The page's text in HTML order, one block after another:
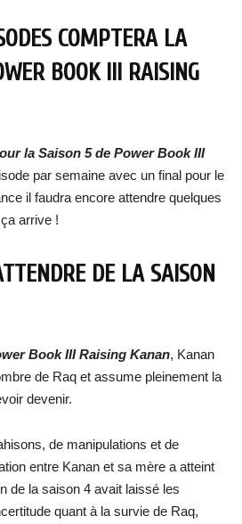
COMPTERA LA
BOOK III RAISING
la Saison 5 de Power Book III
par semaine avec un final pour le
il faudra encore attendre quelques
arrive !
DE LA SAISON
Book III Raising Kanan, Kanan
de Raq et assume pleinement la
devenir.
de manipulations et de
entre Kanan et sa mère a atteint
de la saison 4 avait laissé les
quant à la survie de Raq,